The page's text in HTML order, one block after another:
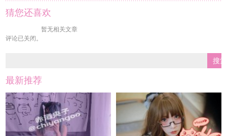
猜您还喜欢
暂无相关文章
评论已关闭。
最新推荐